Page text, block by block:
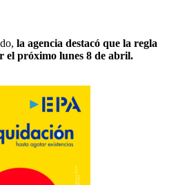
la agencia destacó que la regla
el próximo lunes 8 de abril.